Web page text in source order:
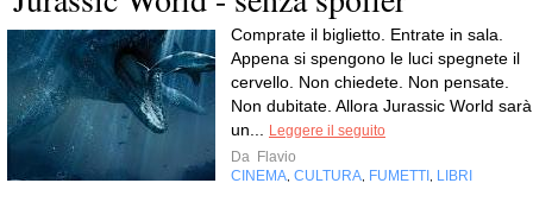
Comprate il biglietto. Entrate in sala.
Appena si spengono le luci spegnete il
cervello. Non chiedete. Non pensate.
Non dubitate. Allora Jurassic World sarà
un...
Leggere il seguito
Da Flavio
CINEMA CULTURA FUMETTI LIBRI